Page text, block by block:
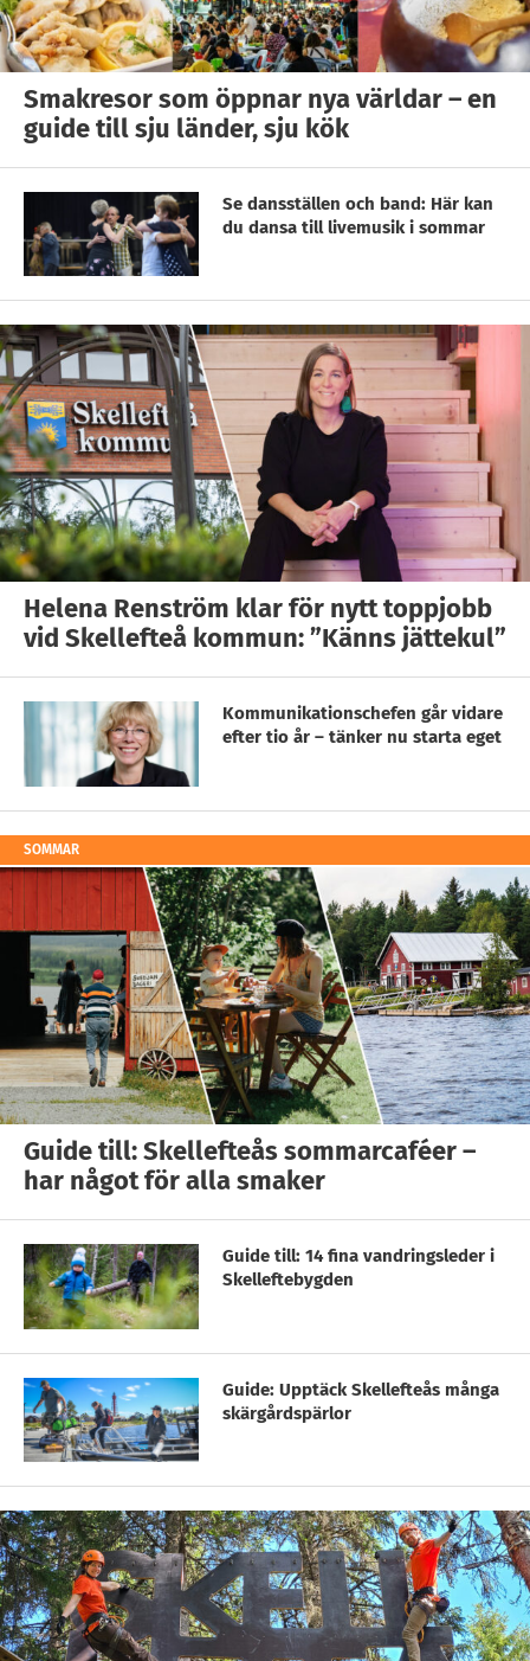
Smakresor som öppnar nya världar – en
guide till sju länder, sju kök
Se dansställen och band: Här kan
du dansa till livemusik i sommar
Helena Renström klar för nytt toppjobb
vid Skellefteå kommun: ”Känns jättekul”
Kommunikationschefen går vidare
efter tio år – tänker nu starta eget
SOMMAR
Guide till: Skellefteås sommarcaféer –
har något för alla smaker
Guide till: 14 fina vandringsleder i
Skelleftebygden
Guide: Upptäck Skellefteås många
skärgårdspärlor